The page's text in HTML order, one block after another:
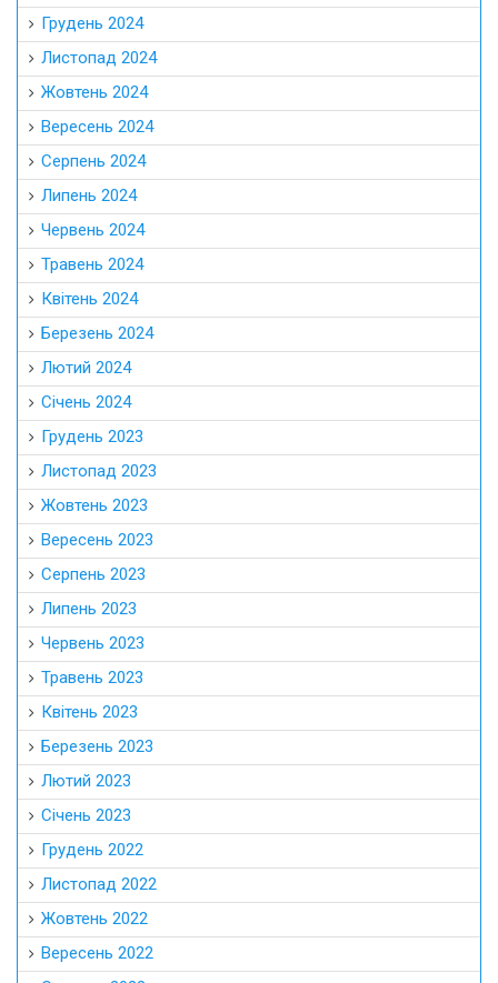
Грудень 2024
Листопад 2024
Жовтень 2024
Вересень 2024
Серпень 2024
Липень 2024
Червень 2024
Травень 2024
Квітень 2024
Березень 2024
Лютий 2024
Січень 2024
Грудень 2023
Листопад 2023
Жовтень 2023
Вересень 2023
Серпень 2023
Липень 2023
Червень 2023
Травень 2023
Квітень 2023
Березень 2023
Лютий 2023
Січень 2023
Грудень 2022
Листопад 2022
Жовтень 2022
Вересень 2022